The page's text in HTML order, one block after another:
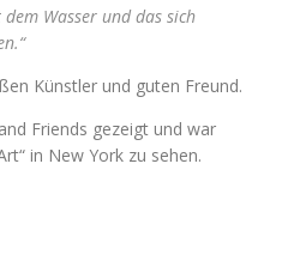
Wasser und das sich
Künstler und guten Freund.
Friends gezeigt und war
in New York zu sehen.